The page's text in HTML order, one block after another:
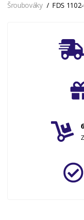
Šroubováky
FDS